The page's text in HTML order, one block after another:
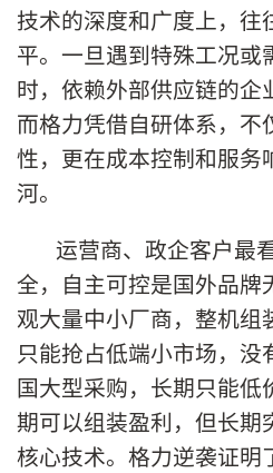
技术的深度和广度上，往
平。一旦遇到特殊工况或
时，依赖外部供应链的企
而格力凭借自研体系，不
性，更在成本控制和服务
河。
运营商、政企客户最
全，自主可控是国外品牌
观大量中小厂商，整机组
只能抢占低端小市场，
国大型采购，长期只能低
期可以组装盈利，但长期
核心技术。格力逆袭证明